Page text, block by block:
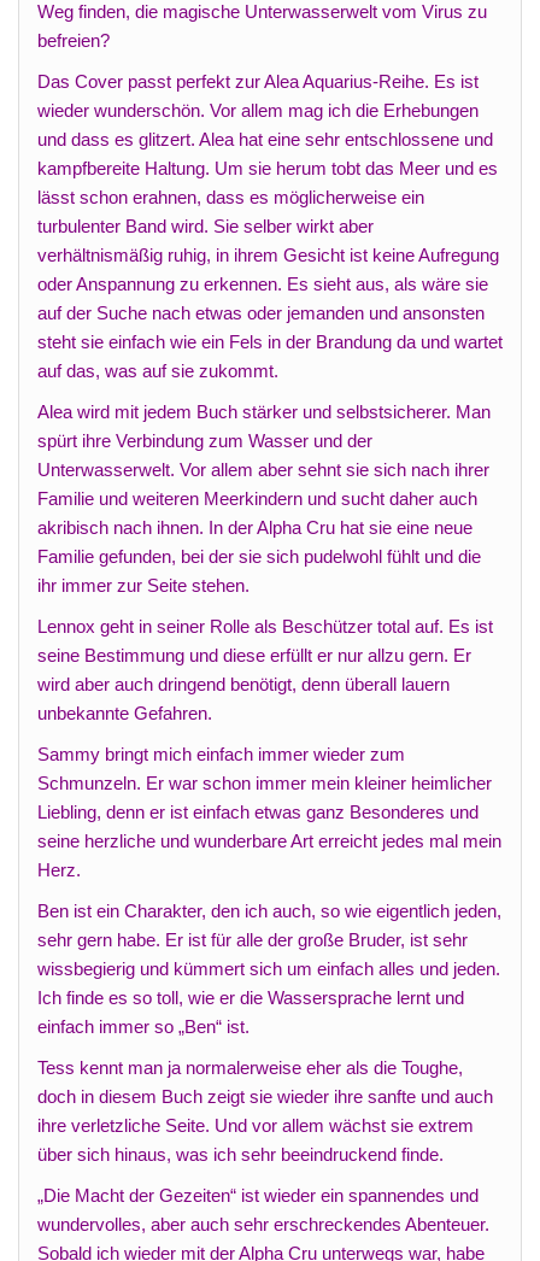
Weg finden, die magische Unterwasserwelt vom Virus zu
befreien?
Das Cover passt perfekt zur Alea Aquarius-Reihe. Es ist
wieder wunderschön. Vor allem mag ich die Erhebungen
und dass es glitzert. Alea hat eine sehr entschlossene und
kampfbereite Haltung. Um sie herum tobt das Meer und es
lässt schon erahnen, dass es möglicherweise ein
turbulenter Band wird. Sie selber wirkt aber
verhältnismäßig ruhig, in ihrem Gesicht ist keine Aufregung
oder Anspannung zu erkennen. Es sieht aus, als wäre sie
auf der Suche nach etwas oder jemanden und ansonsten
steht sie einfach wie ein Fels in der Brandung da und wartet
auf das, was auf sie zukommt.
Alea wird mit jedem Buch stärker und selbstsicherer. Man
spürt ihre Verbindung zum Wasser und der
Unterwasserwelt. Vor allem aber sehnt sie sich nach ihrer
Familie und weiteren Meerkindern und sucht daher auch
akribisch nach ihnen. In der Alpha Cru hat sie eine neue
Familie gefunden, bei der sie sich pudelwohl fühlt und die
ihr immer zur Seite stehen.
Lennox geht in seiner Rolle als Beschützer total auf. Es ist
seine Bestimmung und diese erfüllt er nur allzu gern. Er
wird aber auch dringend benötigt, denn überall lauern
unbekannte Gefahren.
Sammy bringt mich einfach immer wieder zum
Schmunzeln. Er war schon immer mein kleiner heimlicher
Liebling, denn er ist einfach etwas ganz Besonderes und
seine herzliche und wunderbare Art erreicht jedes mal mein
Herz.
Ben ist ein Charakter, den ich auch, so wie eigentlich jeden,
sehr gern habe. Er ist für alle der große Bruder, ist sehr
wissbegierig und kümmert sich um einfach alles und jeden.
Ich finde es so toll, wie er die Wassersprache lernt und
einfach immer so „Ben“ ist.
Tess kennt man ja normalerweise eher als die Toughe,
doch in diesem Buch zeigt sie wieder ihre sanfte und auch
ihre verletzliche Seite. Und vor allem wächst sie extrem
über sich hinaus, was ich sehr beeindruckend finde.
„Die Macht der Gezeiten“ ist wieder ein spannendes und
wundervolles, aber auch sehr erschreckendes Abenteuer.
Sobald ich wieder mit der Alpha Cru unterwegs war, habe